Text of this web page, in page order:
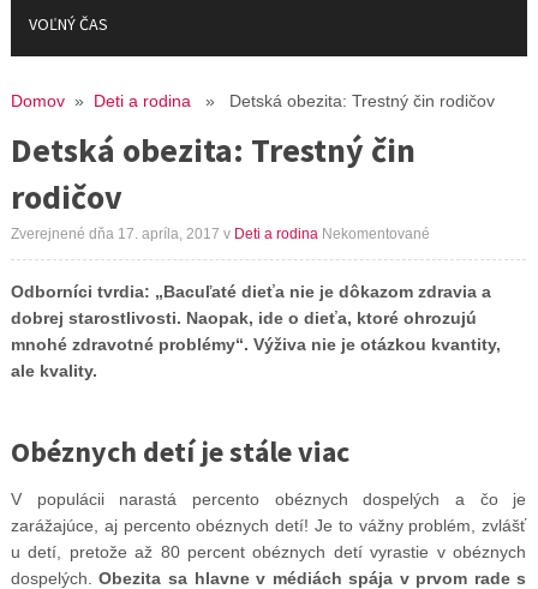
VOĽNÝ ČAS
Domov» Deti a rodina » Detská obezita: Trestný čin rodičov
Detská obezita: Trestný čin
rodičov
Zverejnené dňa 17. apríla, 2017 v Deti a rodina Nekomentované
Odborníci tvrdia: „Bacuľaté dieťa nie je dôkazom zdravia a
dobrej starostlivosti. Naopak, ide o dieťa, ktoré ohrozujú
mnohé zdravotné problémy“. Výživa nie je otázkou kvantity,
ale kvality.
Obéznych detí je stále viac
V populácii narastá percento obéznych dospelých a čo je
zarážajúce, aj percento obéznych detí! Je to vážny problém, zvlášť
u detí, pretože až 80 percent obéznych detí vyrastie v obéznych
dospelých.Obezita sa hlavne v médiách spája v prvom rade s